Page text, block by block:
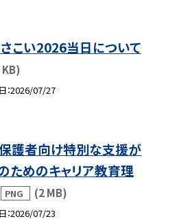
さこい2026当日について
2026/07/27
護者向け特別な支援が
ためのキャリア教育理
PNG (2 MB)
2026/07/23